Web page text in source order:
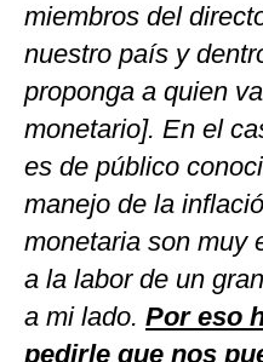
miembros del
nuestro país y
proponga a quien
monetario]. En el
es de público
manejo de la
monetaria son muy
a la labor de un
a mi lado. Por eso
pedirle que nos